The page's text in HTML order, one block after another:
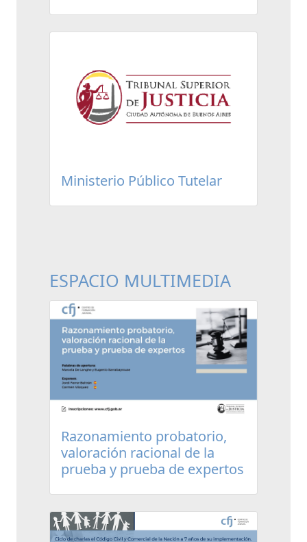
Ministerio Público Tutelar
ESPACIO MULTIMEDIA
Razonamiento probatorio,
valoración racional de la
prueba y prueba de expertos